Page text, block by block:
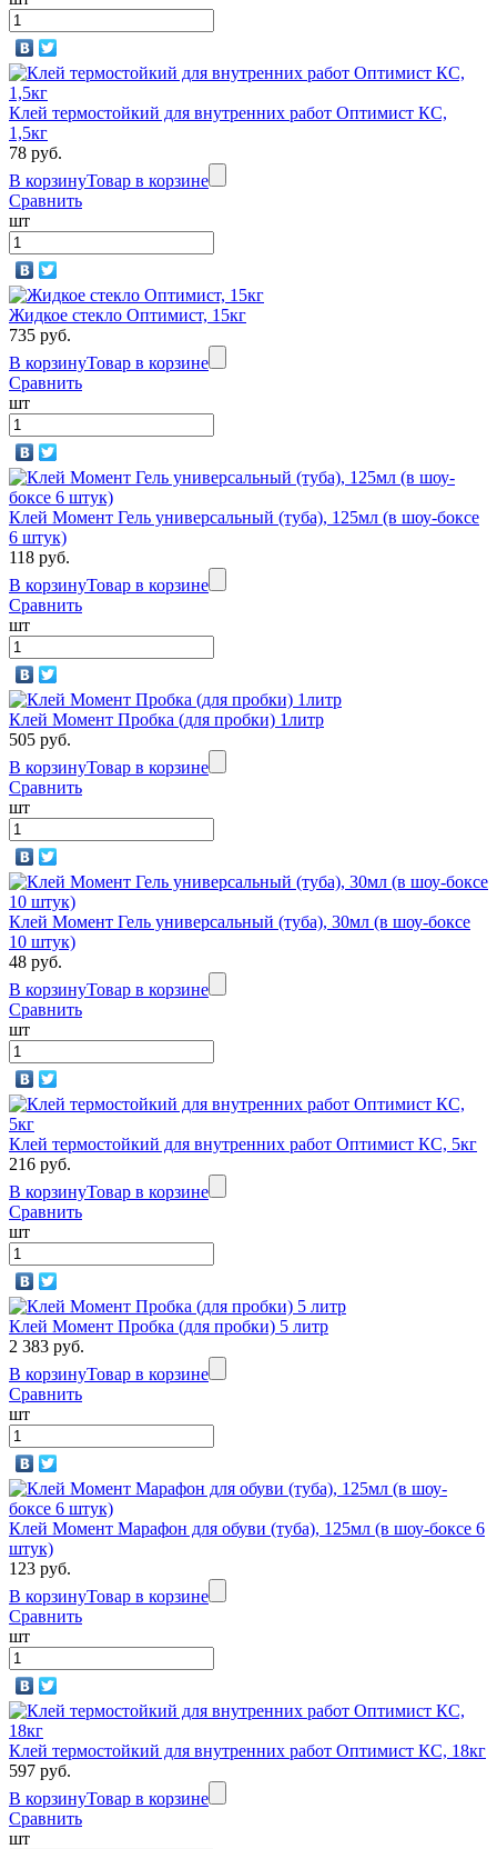
Клей термостойкий для внутренних работ Оптимист КС,
1,5кг
78 руб.
В корзинуТовар в корзине
Сравнить
шт
Жидкое стекло Оптимист, 15кг
735 руб.
В корзинуТовар в корзине
Сравнить
шт
Клей Момент Гель универсальный (туба), 125мл (в шоу-боксе
6 штук)
118 руб.
В корзинуТовар в корзине
Сравнить
шт
Клей Момент Пробка (для пробки) 1литр
505 руб.
В корзинуТовар в корзине
Сравнить
шт
Клей Момент Гель универсальный (туба), 30мл (в шоу-боксе
10 штук)
48 руб.
В корзинуТовар в корзине
Сравнить
шт
Клей термостойкий для внутренних работ Оптимист КС, 5кг
216 руб.
В корзинуТовар в корзине
Сравнить
шт
Клей Момент Пробка (для пробки) 5 литр
2 383 руб.
В корзинуТовар в корзине
Сравнить
шт
Клей Момент Марафон для обуви (туба), 125мл (в шоу-боксе 6
штук)
123 руб.
В корзинуТовар в корзине
Сравнить
шт
Клей термостойкий для внутренних работ Оптимист КС, 18кг
597 руб.
В корзинуТовар в корзине
Сравнить
шт